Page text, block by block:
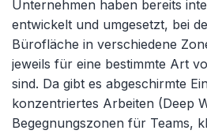
Unternehmen haben bereits
entwickelt und umgesetzt, bei
Bürofläche in verschiedene
jeweils für eine bestimmte Art
sind. Da gibt es abgeschirmte
konzentriertes Arbeiten (Deep
Begegnungszonen für Teams,